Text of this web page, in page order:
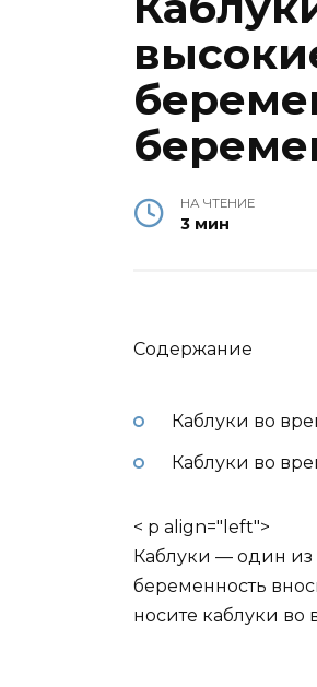
НА ЧТЕНИЕ
3 мин
Содержание
Каблуки во
Каблуки во
< p align="left">
Каблуки — один
беременность
носите каблуки во